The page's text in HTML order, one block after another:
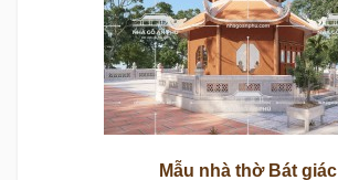
Mẫu nhà thờ Bát giác